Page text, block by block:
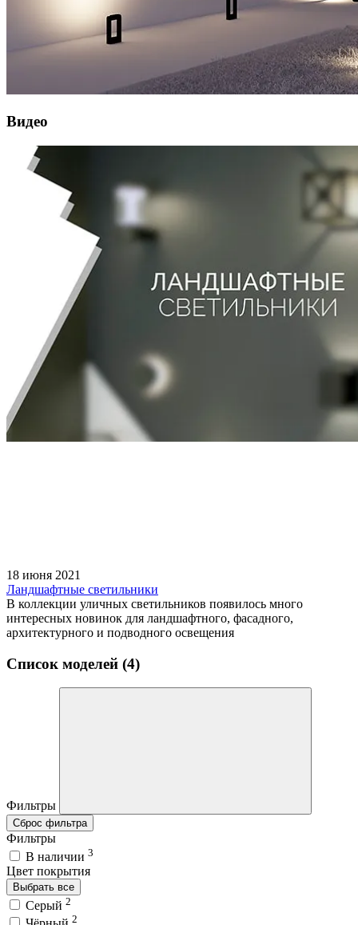
Видео
18 июня 2021
Ландшафтные светильники
В коллекции уличных светильников появилось много
интересных новинок для ландшафтного, фасадного,
архитектурного и подводного освещения
Список моделей (4)
Фильтры
Сброс фильтра
Фильтры
В наличии 3
Цвет покрытия
Выбрать все
Серый 2
2